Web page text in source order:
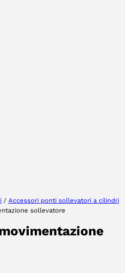
/ Accessori ponti sollevatori a cilindri
sollevatore
ACCETTA